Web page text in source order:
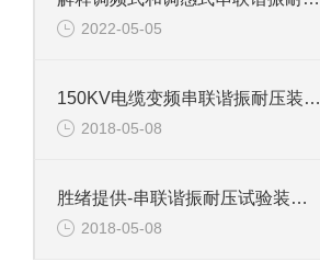
2022-05-05
150KV电缆变频串联谐振耐压装置介绍
2018-05-08
胜绪提供-串联谐振耐压试验装置主要功能
2018-05-08